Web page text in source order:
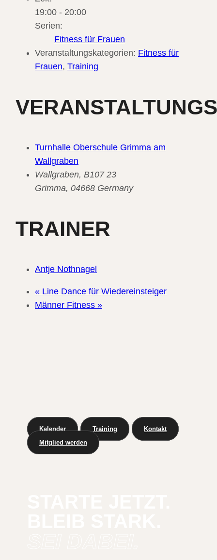
19:00 - 20:00
Serien:
Fitness für Frauen
Veranstaltungskategorien: Fitness für
Frauen, Training
Turnhalle Oberschule Grimma am
Wallgraben
Wallgraben, B107 23
Grimma, 04668 Germany
TRAINER
Antje Nothnagel
« Line Dance für Wiedereinsteiger
Männer Fitness »
Kalender Training
Kontakt
Mitglied werden